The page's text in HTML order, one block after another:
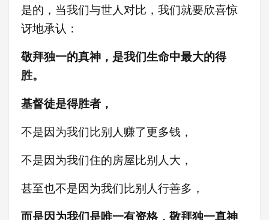
是的，当我们与世人对比，我们就要欣喜惊
讶地承认：
敬拜独一的真神，是我们生命中最大的得
胜。
基督徒是得胜者，
不是因为我们比别人赚了更多钱，
不是因为我们住的房屋比别人大，
甚至也不是因为我们比别人行善多，
而是因为我们是唯一有资格，敬拜独一真神